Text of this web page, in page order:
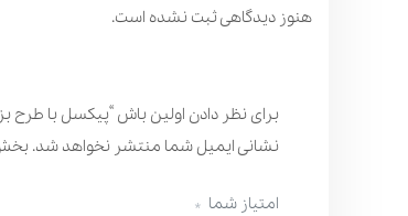
هنوز دیدگاهی ثبت نشده است.
برای نظر دادن اولین باش “پیکسل با طرح بز
نشانی ایمیل شما منتشر نخواهد شد.
امتیاز شما *